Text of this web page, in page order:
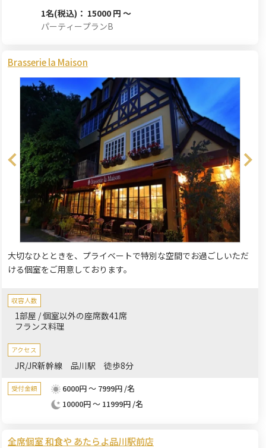
1名(税込)： 15000 円 ～
パーティープランB
Brasserie la Maison
大切なひとときを、プライベートで特別な空間でお過ごしいただ
ける個室をご用意しております。
収容人数
1部屋 / 個室以外の座席数41席
フランス料理
アクセス
JR/JR新幹線 品川駅 徒歩8分
受付金額
6000円 ～ 7999円 /名
10000円 ～ 11999円 /名
全席個室 和食や あたらよ品川駅前店